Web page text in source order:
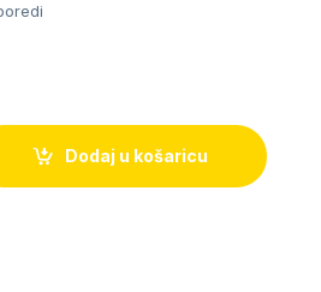
Dodaj u košaricu